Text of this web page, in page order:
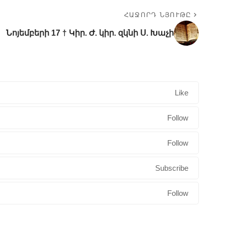
ՀԱՋՈՐԴ ՆՅՈՒԹԸ
Նոյեմբերի 17 † Կիր. Ժ. կիր. զկնի Ս. Խաչի
Like
Follow
Follow
Subscribe
Follow